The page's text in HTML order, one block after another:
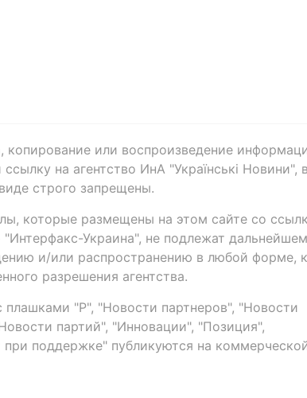
копирование или воспроизведение
на агентство ИнА "Українські Новини", в
строго запрещены.
которые размещены на этом сайте со
"Интерфакс-Украина", не подлежат
и/или распространению в любой форме,
разрешения агентства.
плашками "Р", "Новости партнеров", "Новости
партий", "Инновации", "Позиция",
при поддержке" публикуются на